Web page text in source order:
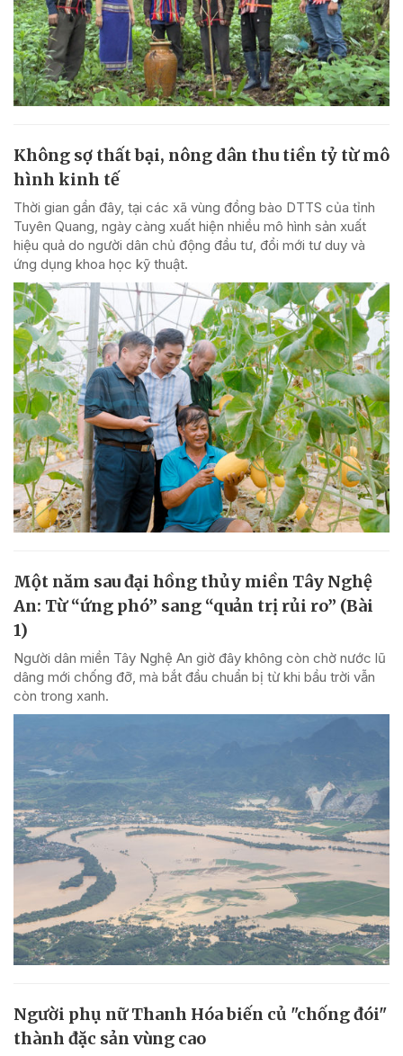
Không sợ thất bại, nông dân thu tiền tỷ từ mô
hình kinh tế
Thời gian gần đây, tại các xã vùng đồng bào DTTS của tỉnh
Tuyên Quang, ngày càng xuất hiện nhiều mô hình sản xuất
hiệu quả do người dân chủ động đầu tư, đổi mới tư duy và
ứng dụng khoa học kỹ thuật.
Một năm sau đại hồng thủy miền Tây Nghệ
An: Từ “ứng phó” sang “quản trị rủi ro” (Bài
1)
Người dân miền Tây Nghệ An giờ đây không còn chờ nước lũ
dâng mới chống đỡ, mà bắt đầu chuẩn bị từ khi bầu trời vẫn
còn trong xanh.
Người phụ nữ Thanh Hóa biến củ "chống đói"
thành đặc sản vùng cao